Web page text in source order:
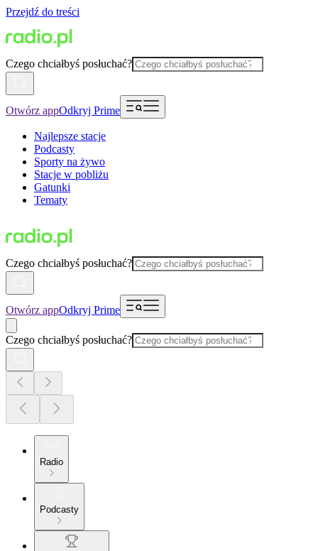
Przejdź do treści
Czego chciałbyś posłuchać?
Otwórz appOdkryj Prime
Najlepsze stacje
Podcasty
Sporty na żywo
Stacje w pobliżu
Gatunki
Tematy
Czego chciałbyś posłuchać?
Otwórz appOdkryj Prime
Czego chciałbyś posłuchać?
Radio
Podcasty